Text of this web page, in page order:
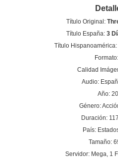
Título Original:
Título España: 3
Título Hispanoamérica:
Calidad
Audio:
Año:
Género:
Duración:
País:
Tamaño:
Servidor: Mega, 1